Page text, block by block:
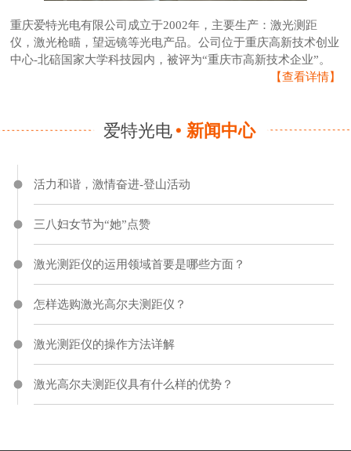
重庆爱特光电有限公司成立于2002年，主要生产：激光测距
仪，激光枪瞄，望远镜等光电产品。公司位于重庆高新技术创业
中心-北碚国家大学科技园内，被评为“重庆市高新技术企业”。
【查看详情】
爱特光电新闻中心
活力和谐，激情奋进-登山活动
三八妇女节为“她”点赞
激光测距仪的运用领域首要是哪些方面？
怎样选购激光高尔夫测距仪？
激光测距仪的操作方法详解
激光高尔夫测距仪具有什么样的优势？